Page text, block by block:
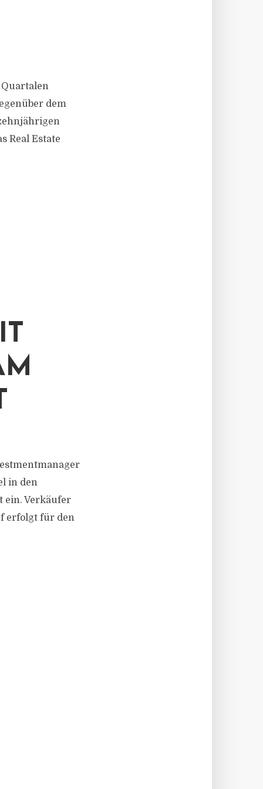
dem
Real Estate
in den
ein. Verkäufer
erfolgt für den